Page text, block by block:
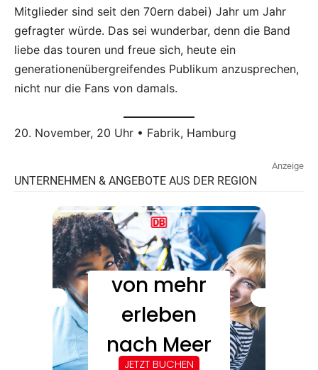
Mitglieder sind seit den 70ern dabei) Jahr um Jahr
gefragter würde. Das sei wunderbar, denn die Band
liebe das touren und freue sich, heute ein
generationenübergreifendes Publikum anzusprechen,
nicht nur die Fans von damals.
20. November, 20 Uhr • Fabrik, Hamburg